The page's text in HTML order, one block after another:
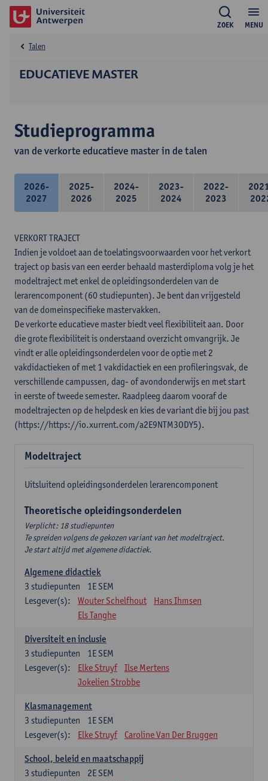
MENU
ZOEK
EDUCATIEVE MASTER
Talen
Studieprogramma
van de verkorte educatieve master in de talen
2026-
2027
2025-
2026
2024-
2025
2023-
2024
2022-
2023
VERKORT TRAJECT
Indien je voldoet aan de toelatingsvoorwaarden voor het verkort
traject op basis van een eerder behaald masterdiploma volg je het
modeltraject met enkel de opleidingsonderdelen van de
lerarencomponent (60 studiepunten). Je bent dan vrijgesteld
van de domeinspecifieke mastervakken.
De verkorte educatieve master biedt veel flexibiliteit aan. Door
die grote flexibiliteit is onderstaand overzicht omvangrijk. Je
vindt er alle opleidingsonderdelen voor de optie met 2
vakdidactieken of met 1 vakdidactiek en een profileringsvak, de
verschillende campussen, dag- of avondonderwijs en met start
in eerste of tweede semester. Raadpleeg daarom vooraf de
modeltrajecten op de helpdesk en kies de variant die bij jou past
(https://https://io.xurrent.com/a2E9NTM3ODY5).
Modeltraject
Uitsluitend opleidingsonderdelen lerarencomponent
Theoretische opleidingsonderdelen
Verplicht: 18 studiepunten
Te spreiden volgens de gekozen variant van het modeltraject.
Je start altijd met algemene didactiek.
Algemene didactiek
1E SEM
3 studiepunten
Lesgever(s):
Wouter Schelfhout
Hans Ihmsen
Els Tanghe
Diversiteit en inclusie
1E SEM
3 studiepunten
Lesgever(s):
Elke Struyf
Ilse Mertens
Jokelien Strobbe
Klasmanagement
1E SEM
3 studiepunten
Lesgever(s):
Elke Struyf Caroline Van Der Bruggen
School, beleid en maatschappij
2E SEM
3 studiepunten